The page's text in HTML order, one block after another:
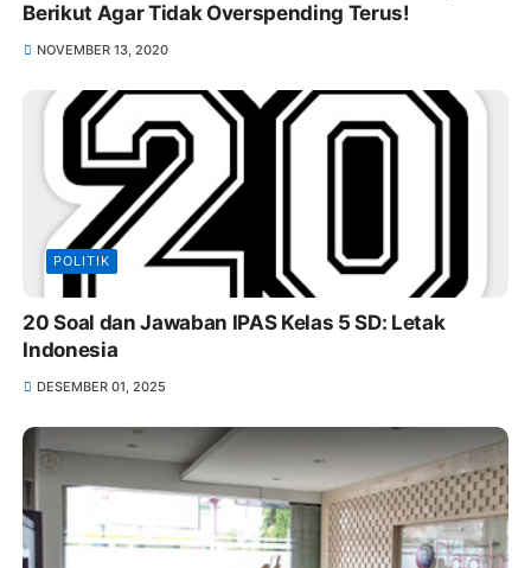
Berikut Agar Tidak Overspending Terus!
NOVEMBER 13, 2020
POLITIK
20 Soal dan Jawaban IPAS Kelas 5 SD: Letak
Indonesia
DESEMBER 01, 2025